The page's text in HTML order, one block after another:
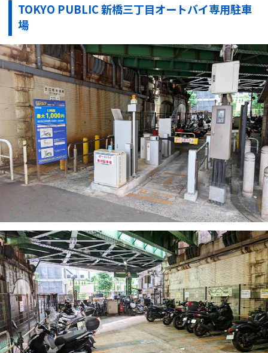
TOKYO PUBLIC 新橋三丁目オートバイ専用駐車
場